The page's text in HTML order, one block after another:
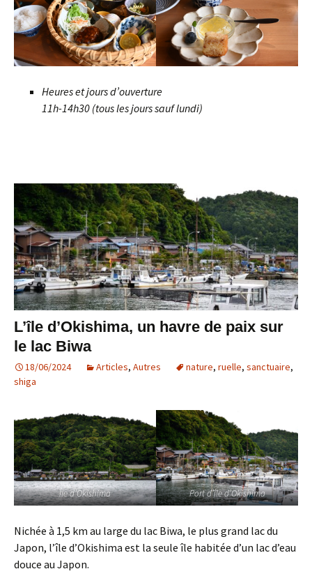
Heures et jours d’ouverture
11h-14h30 (tous les jours sauf lundi)
L’île d’Okishima, un havre de paix sur
le lac Biwa
18/06/2024 Articles, Autres nature, ruelle, sanctuaire,
shiga
Île d’Okishima Port d’île d’Okishima
Nichée à 1,5 km au large du lac Biwa, le plus grand lac du
Japon, l’île d’Okishima est la seule île habitée d’un lac d’eau
douce au Japon.